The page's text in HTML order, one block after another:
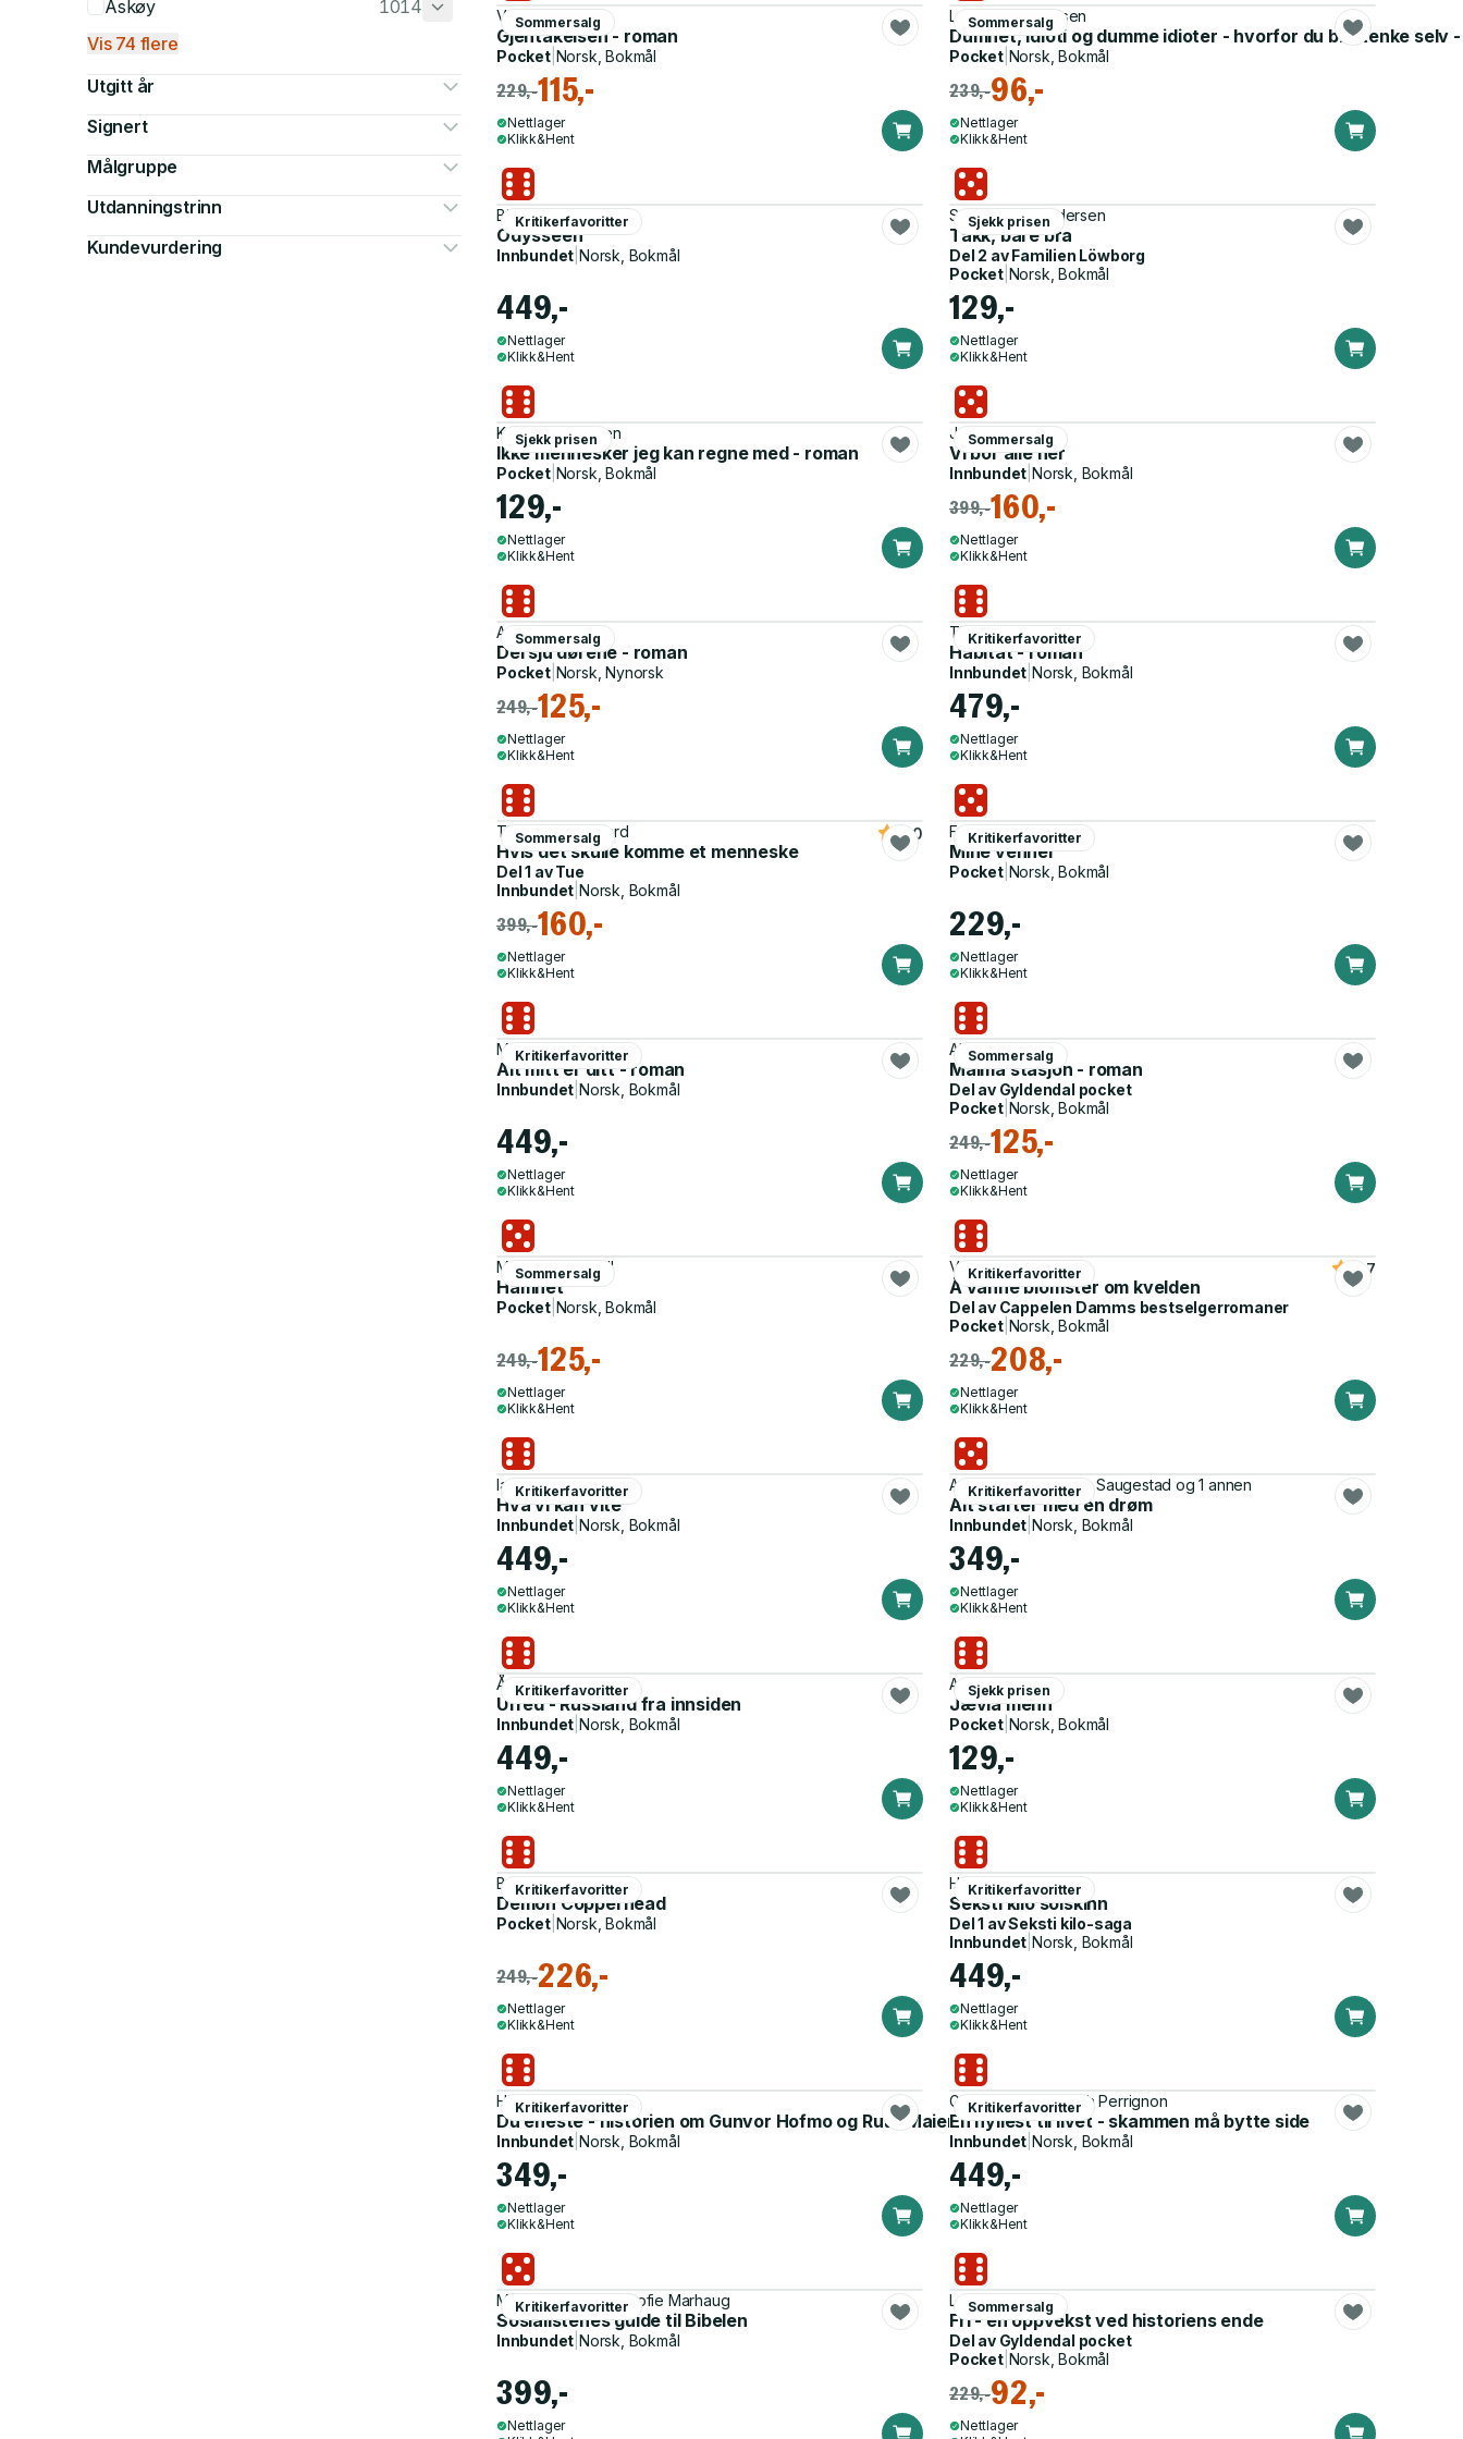
Askøy
1014
Vis 74 flere
Utgitt år
Signert
Målgruppe
Utdanningstrinn
Kundevurdering
Sommersalg
Vigdis Hjorth
Gjentakelsen - roman
Pocket| Norsk, Bokmål
229,-115,-
Nettlager
Klikk&Hent
Sommersalg
Lars Fr.H. Svendsen
Dumhet, idioti og dumme idioter - hvorfor du bør tenke selv
Pocket| Norsk, Bokmål
239,-96,-
Nettlager
Klikk&Hent
Kritikerfavoritter
Birger Emanuelsen
Odysseen
Innbundet |Norsk, Bokmål
449,-
Nettlager
Klikk&Hent
Sjekk prisen
Stian Hjelvin Andersen
Takk, bare bra
Del 2 avFamilien Löwborg
Pocket| Norsk, Bokmål
129,-
Nettlager
Klikk&Hent
Sjekk prisen
Kyrre Andreassen
Ikke mennesker jeg kan regne med - roman
Pocket| Norsk, Bokmål
129,-
Nettlager
Klikk&Hent
Sommersalg
Jojo Moyes
Vi bor alle her
Innbundet |Norsk, Bokmål
399,-160,-
Nettlager
Klikk&Hent
Sommersalg
Agnes Ravatn
Dei sju dørene - roman
Pocket| Norsk, Nynorsk
249,-125,-
Nettlager
Klikk&Hent
Kritikerfavoritter
Theis Ørntoft
Habitat - roman
Innbundet |Norsk, Bokmål
479,-
Nettlager
Klikk&Hent
Sommersalg
Thomas Korsgaard
Hvis det skulle komme et menneske
4.0
Del 1 avTue
Innbundet |Norsk, Bokmål
399,-160,-
Nettlager
Klikk&Hent
Kritikerfavoritter
Fredrik Backman
Mine venner
Pocket| Norsk, Bokmål
229,-
Nettlager
Klikk&Hent
Kritikerfavoritter
Maria Sand
Alt mitt er ditt - roman
Innbundet |Norsk, Bokmål
449,-
Nettlager
Klikk&Hent
Sommersalg
Alex Schulman
Malma stasjon - roman
Del av Gyldendal pocket
Pocket| Norsk, Bokmål
249,-125,-
Nettlager
Klikk&Hent
Sommersalg
Maggie O'Farrell
Hamnet
Pocket| Norsk, Bokmål
249,-125,-
Nettlager
Klikk&Hent
Kritikerfavoritter
Valérie Perrin
Å vanne blomster om kvelden
4.7
Del av Cappelen Damms bestselgerromaner
Pocket| Norsk, Bokmål
229,-208,-
Nettlager
Klikk&Hent
Kritikerfavoritter
Ian McEwan
Hva vi kan vite
Innbundet |Norsk, Bokmål
449,-
Nettlager
Klikk&Hent
Kritikerfavoritter
Antonio Nusa, Frode Saugestad og 1 annen
Alt starter med en drøm
Innbundet |Norsk, Bokmål
349,-
Nettlager
Klikk&Hent
Kritikerfavoritter
Åsne Seierstad
Ufred - Russland fra innsiden
Innbundet |Norsk, Bokmål
449,-
Nettlager
Klikk&Hent
Sjekk prisen
Andrev Walden
Jævla menn
Pocket| Norsk, Bokmål
129,-
Nettlager
Klikk&Hent
Kritikerfavoritter
Barbara Kingsolver
Demon Copperhead
Pocket| Norsk, Bokmål
249,-226,-
Nettlager
Klikk&Hent
Kritikerfavoritter
Hallgrímur Helgason
Seksti kilo solskinn
Del 1 avSeksti kilo-saga
Innbundet |Norsk, Bokmål
449,-
Nettlager
Klikk&Hent
Kritikerfavoritter
Hilde Hagerup
Du eneste - historien om Gunvor Hofmo og Ruth Maier : roman for ungdom
Innbundet |Norsk, Bokmål
349,-
Nettlager
Klikk&Hent
Kritikerfavoritter
Gisèle Pelicot, Judith Perrignon
En hyllest til livet - skammen må bytte side
Innbundet |Norsk, Bokmål
449,-
Nettlager
Klikk&Hent
Kritikerfavoritter
Mímir Kristjánsson, Sofie Marhaug
Sosialistenes guide til Bibelen
Innbundet |Norsk, Bokmål
399,-
Nettlager
Sommersalg
Lea Ypi
Fri - en oppvekst ved historiens ende
Del av Gyldendal pocket
Pocket| Norsk, Bokmål
229,-92,-
Nettlager